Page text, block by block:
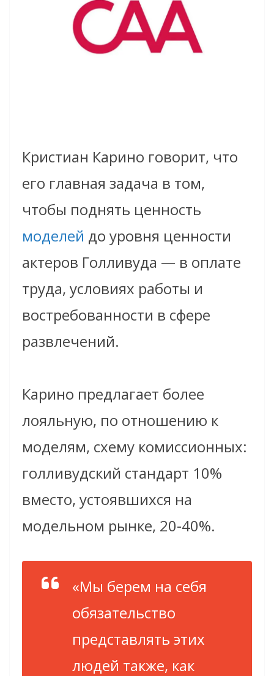
Кристиан Карино говорит, что
его главная задача в том,
чтобы поднять ценность
моделей до уровня ценности
актеров Голливуда — в оплате
труда, условиях работы и
востребованности в сфере
развлечений.
Карино предлагает более
лояльную, по отношению к
моделям, схему комиссионных:
голливудский стандарт 10%
вместо, устоявшихся на
модельном рынке, 20-40%.
«Мы берем на себя
обязательство
представлять этих
людей также, как